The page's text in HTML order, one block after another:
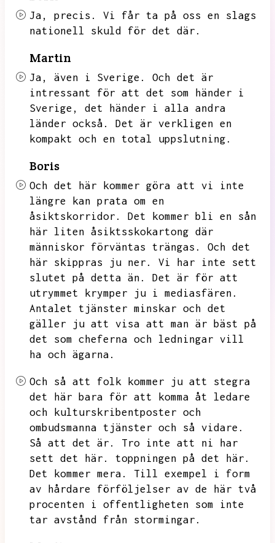
Ja, precis.
Vi får ta på oss en slags
nationell skuld för det där.
Martin
Ja, även i Sverige.
Och det är
intressant för att det som händer i
Sverige,
det händer i alla andra
länder också.
Det är verkligen en
kompakt och en total uppslutning.
Boris
Och det här kommer göra att vi inte
längre kan prata om en
åsiktskorridor.
Det kommer bli en sån
här liten åsiktsskokartong där
människor förväntas trängas.
Och det
här skippras ju ner.
Vi har inte sett
slutet på detta än.
Det är för att
utrymmet krymper ju i mediasfären.
Antalet tjänster minskar och det
gäller ju att visa att man är bäst på
det som cheferna och ledningar vill
ha och ägarna.
Och så att folk kommer ju att stegra
det här bara för att komma åt ledare
och kulturskribentposter och
ombudsmanna tjänster och så vidare.
Så att det är.
Tro inte att ni har
sett det här.
toppningen på det här.
Det kommer mera.
Till exempel i form
av hårdare förföljelser av de här två
procenten i offentligheten som inte
tar avstånd från stormingar.